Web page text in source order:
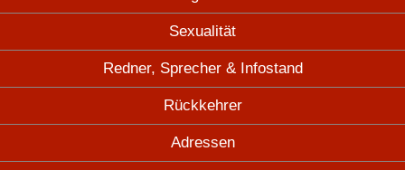
Sexualität
Redner, Sprecher & Infostand
Rückkehrer
Adressen